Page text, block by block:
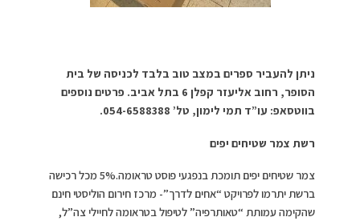
ניתן להעביר ספרים במצב טוב בלבד לכניסה של בית
הסופר, רחוב אליעזר קפלן 6 בתל אביב. פרטים נוספים
בווטסאפ: עו”ד תמי לימון, טל’ 054-6588388.
רשת צמר שטיחים יפים
צמר שטיחים יפים תומכת בנפגעי פוסט טראומה.5% מכל רכישה
ברשת יתרמו לפרויקט “אחים לדרך”- מרכז חירום הוליסטי חינם
שהקימה עמותת “טאותרפיה” לטיפול בטראומה לחיילי צה”ל,